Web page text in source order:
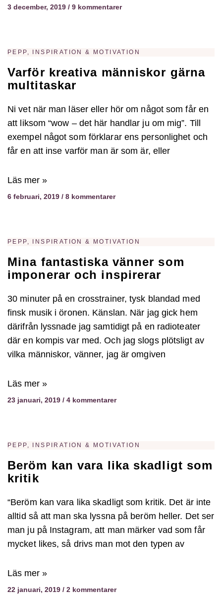
3 december, 2019 9 kommentarer
PEPP, INSPIRATION & MOTIVATION
Varför kreativa människor gärna
multitaskar
Ni vet när man läser eller hör om något som får en
att liksom “wow – det här handlar ju om mig”. Till
exempel något som förklarar ens personlighet och
får en att inse varför man är som är, eller
Läs mer »
6 februari, 2019 8 kommentarer
PEPP, INSPIRATION & MOTIVATION
Mina fantastiska vänner som
imponerar och inspirerar
30 minuter på en crosstrainer, tysk blandad med
finsk musik i öronen. Känslan. När jag gick hem
därifrån lyssnade jag samtidigt på en radioteater
där en kompis var med. Och jag slogs plötsligt av
vilka människor, vänner, jag är omgiven
Läs mer »
23 januari, 2019 4 kommentarer
PEPP, INSPIRATION & MOTIVATION
Beröm kan vara lika skadligt som
kritik
“Beröm kan vara lika skadligt som kritik. Det är inte
alltid så att man ska lyssna på beröm heller. Det ser
man ju på Instagram, att man märker vad som får
mycket likes, så drivs man mot den typen av
Läs mer »
22 januari, 2019 2 kommentarer